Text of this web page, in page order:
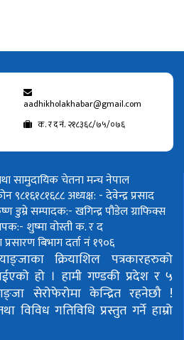
aadhikholakhabar@gmail.com
क. र द नं. २१८३६८/७५/०७६
सामुदायिक चेतना मन्च नेपाल
९८१६१८१६८८अध्यक्ष: - देवेन्द्र प्रसाद
डुम्रेसम्पादक:- खगिन्द्र पौडेलग्राफिक्स
शुष्मा वोस्तीक. र द
बिभाग दर्ता नं १९०६
क्रियाशिल पत्रकारहरुको
हो । हामी गण्डकी प्रदेश र ५
सेरोफेरोमा केन्द्रित रहनेछौ !
विविध गतिविधि प्रस्तुत गर्ने हाम्रो